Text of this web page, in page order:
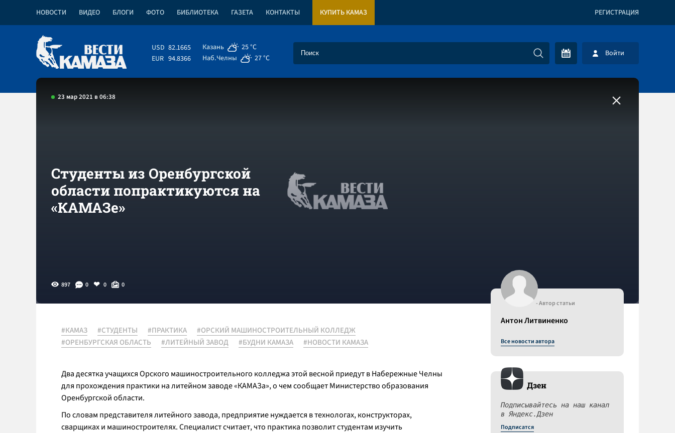
НОВОСТИ ВИДЕО БЛОГИ ФОТО БИБЛИОТЕКА ГАЗЕТА КОНТАКТЫ КУПИТЬ КАМАЗ РЕГИСТРАЦИЯ
USD 82.1665
EUR 94.8366
Казань
25 °C
Наб.Челны
27 °C Войти
23 мар 2021 в 06:38
Студенты из Оренбургской
области попрактикуются на
«КАМАЗе»
897 0 0 0
#КАМАЗ #СТУДЕНТЫ #ПРАКТИКА
#ОРСКИЙ МАШИНОСТРОИТЕЛЬНЫЙ КОЛЛЕДЖ
#ОРЕНБУРГСКАЯ ОБЛАСТЬ
#ЛИТЕЙНЫЙ ЗАВОД #БУДНИ КАМАЗА #НОВОСТИ КАМАЗА
Два десятка учащихся Орского машиностроительного колледжа этой весной приедут в Набережные Челны
для прохождения практики на литейном заводе «КАМАЗа», о чем сообщает Министерство образования
Оренбургской области.
По словам представителя литейного завода, предприятие нуждается в технологах, конструкторах,
сварщиках и машиностроителях. Специалист считает, что практика позволит студентам изучить
- Автор статьи
Антон Литвиненко
Все новости автора
Дзен
Подписывайтесь на наш канал
в Яндекс.Дзен
Подписатся